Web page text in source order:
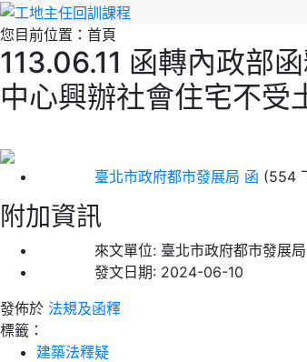
您目前位置： 首頁
113.06.11 函轉內政部
中心興辦社會住宅不受
臺北市政府都市發展局 函 (554
附加資訊
來文單位: 臺北市政府都市發展局
發文日期: 2024-06-10
發佈於 法規及函釋
標籤：
建築法釋疑